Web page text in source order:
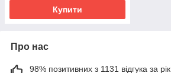
Купити
Про нас
98% позитивних з 1131 відгука за рік